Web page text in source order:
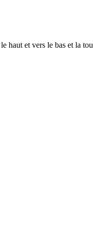
haut et vers le bas et la